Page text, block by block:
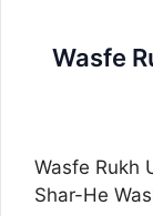
Wasfe
Wasfe Rukh
Shar-He